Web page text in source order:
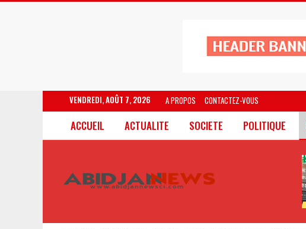
VENDREDI, AOÛT 7, 2026 A PROPOS CONTACTEZ-VOUS
ACCUEIL ACTUALITE SOCIETE POLITIQUE